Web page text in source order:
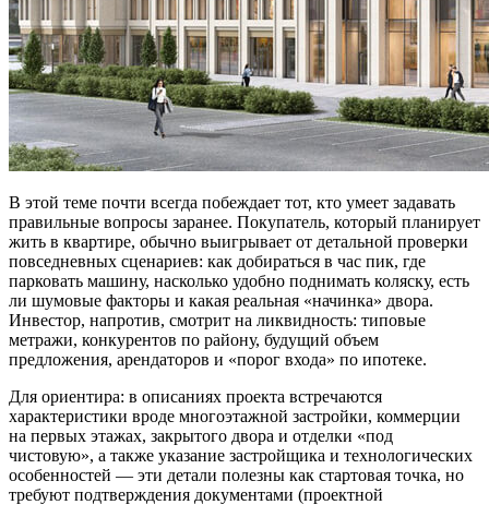
В этой теме почти всегда побеждает тот, кто умеет задавать
правильные вопросы заранее. Покупатель, который планирует
жить в квартире, обычно выигрывает от детальной проверки
повседневных сценариев: как добираться в час пик, где
парковать машину, насколько удобно поднимать коляску, есть
ли шумовые факторы и какая реальная «начинка» двора.
Инвестор, напротив, смотрит на ликвидность: типовые
метражи, конкурентов по району, будущий объем
предложения, арендаторов и «порог входа» по ипотеке.
Для ориентира: в описаниях проекта встречаются
характеристики вроде многоэтажной застройки, коммерции
на первых этажах, закрытого двора и отделки «под
чистовую», а также указание застройщика и технологических
особенностей — эти детали полезны как стартовая точка, но
требуют подтверждения документами (проектной